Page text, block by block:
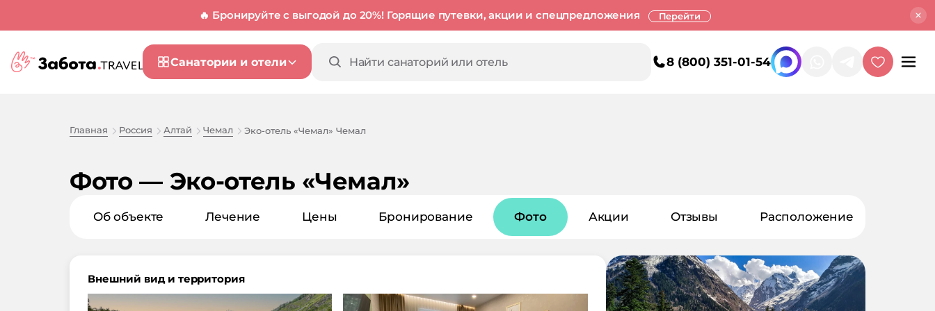
🔥 Бронируйте с выгодой до 20%! Горящие путевки, акции и спецпредложения Перейти
Санатории и отели 8 (800) 351-01-54
Главная Россия Алтай Чемал Эко-отель «Чемал» Чемал
Фото — Эко-отель «Чемал»
Об объекте Лечение Цены Бронирование Фото Акции Отзывы Расположение
Внешний вид и территория